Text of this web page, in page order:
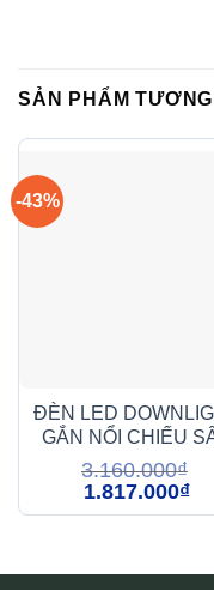
SẢN PHẨM
-43%
ĐÈN LED
GẮN NỔI CHIẾU
2x15W (DFB2151)
3.160.000₫
Giá
gốc
là:
1.817.000₫Giá
tại